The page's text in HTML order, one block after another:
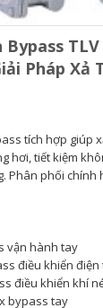
Bypass
Pháp Xả
Hơi
tích hợp giúp
hơi, tiết kiệm
Phân phối chính
vận hành tay
điều khiển điện
điều khiển khí
bypass tay